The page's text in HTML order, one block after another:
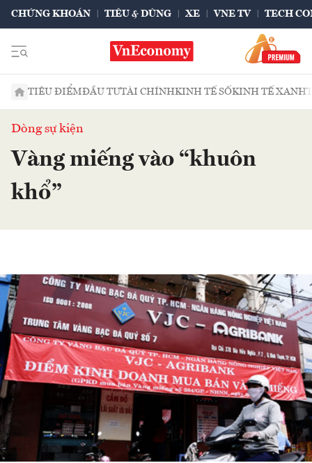
CHỨNG KHOÁN TIÊU & DÙNG XE VNE TV TECH
TIÊU ĐIỂMĐẦU TƯTÀI CHÍNHKINH TẾ SỐKINH TẾ XANH
Dòng sự kiện
Vàng miếng vào “khuôn
khổ”